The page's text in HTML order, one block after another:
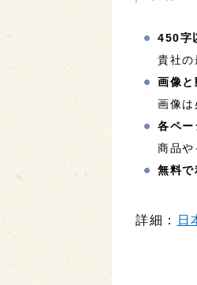
450字
貴社の
画像と
画像は
各ペー
商品や
無料
詳細： 日